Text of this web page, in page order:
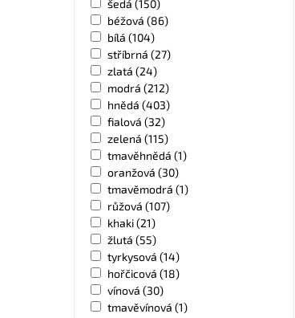
šedá (150)
béžová (86)
bílá (104)
stříbrná (27)
zlatá (24)
modrá (212)
hnědá (403)
fialová (32)
zelená (115)
tmavěhnědá (1)
oranžová (30)
tmavěmodrá (1)
růžová (107)
khaki(21)
žlutá (55)
tyrkysová (14)
hořčicová (18)
vínová (30)
tmavěvínová (1)